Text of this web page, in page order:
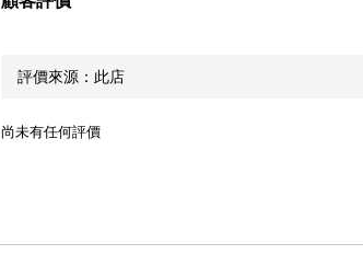
尚未有任何評價